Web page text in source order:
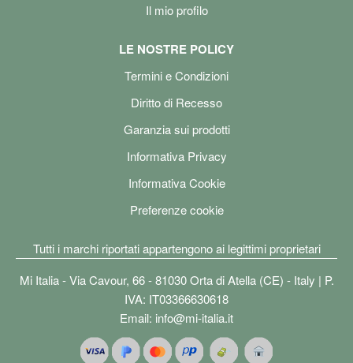
Il mio profilo
LE NOSTRE POLICY
Termini e Condizioni
Diritto di Recesso
Garanzia sui prodotti
Informativa Privacy
Informativa Cookie
Preferenze cookie
Tutti i marchi riportati appartengono ai legittimi proprietari
Mi Italia - Via Cavour, 66 - 81030 Orta di Atella (CE) - Italy | P.
IVA: IT03366630618
Email: info@mi-italia.it